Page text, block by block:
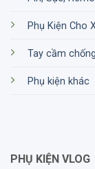
Phụ Kiện Cho
Tay cầm
Phụ kiện khác
PHỤ KIỆN VLOG